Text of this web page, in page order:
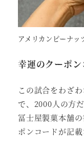
アメリカンピーナッ
幸運のクーポン
この試合をわざ
で、2000人の方
冨士屋製菓本舗
ポンコードが記載